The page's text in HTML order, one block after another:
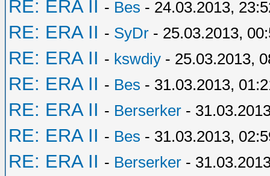
RE: ERA II - Bes - 24.03.2013,
RE: ERA II - SyDr - 25.03.2013,
RE: ERA II - kswdiy - 25.03.2013,
RE: ERA II - Bes - 31.03.2013,
RE: ERA II - Berserker -
RE: ERA II - Bes - 31.03.2013,
RE: ERA II - Berserker -